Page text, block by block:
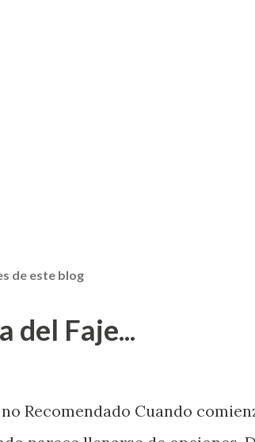
de este blog
del Faje...
Recomendado Cuando